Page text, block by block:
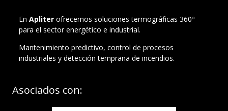
En Apliter ofrecemos soluciones termográficas 360º
para el sector energético e industrial.
Mantenimiento predictivo, control de procesos
industriales y detección temprana de incendios.
Asociados con: